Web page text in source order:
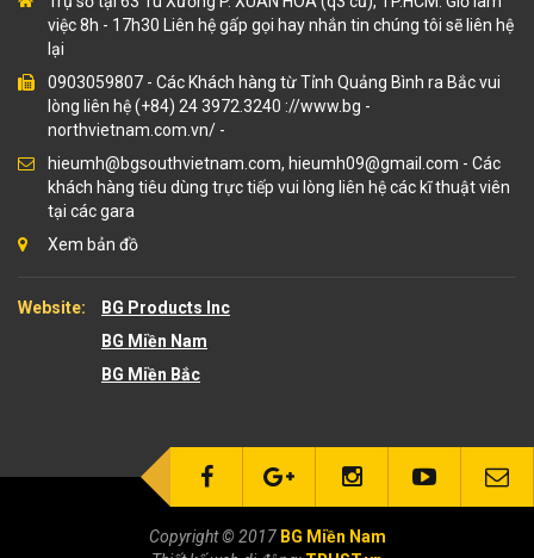
việc 8h - 17h30 Liên hệ gấp gọi hay nhắn tin chúng tôi sẽ liên hệ
lại
0903059807 - Các Khách hàng từ Tỉnh Quảng Bình ra Bắc vui
lòng liên hệ (+84) 24 3972.3240 ://www.bg -
northvietnam.com.vn/ -
hieumh@bgsouthvietnam.com, hieumh09@gmail.com - Các
khách hàng tiêu dùng trực tiếp vui lòng liên hệ các kĩ thuật viên
tại các gara
Xem bản đồ
Website:
BG Products Inc
BG Miền Nam
BG Miền Bắc
Copyright © 2017 BG Miền Nam